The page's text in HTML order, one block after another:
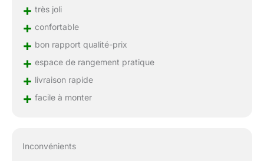
+ très joli
+ confortable
+ bon rapport qualité-prix
+ espace de rangement pratique
+ livraison rapide
+ facile à monter
Inconvénients